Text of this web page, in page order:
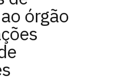
órgão